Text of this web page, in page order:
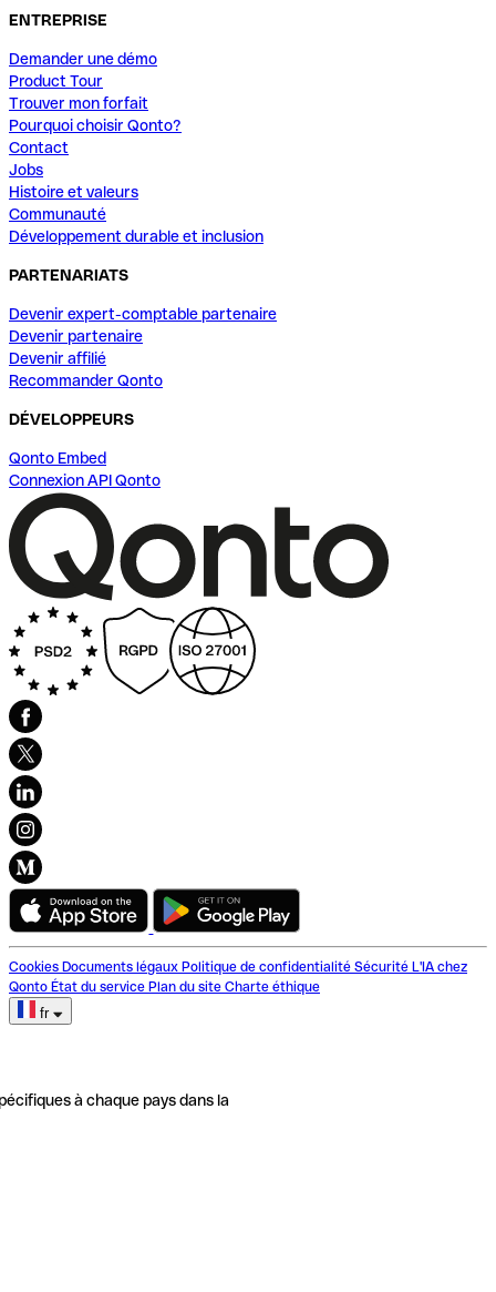
ENTREPRISE
Demander une démo
Product Tour
Trouver mon forfait
Pourquoi choisir Qonto?
Contact
Jobs
Histoire et valeurs
Communauté
Développement durable et inclusion
PARTENARIATS
Devenir expert-comptable partenaire
Devenir partenaire
Devenir affilié
Recommander Qonto
DÉVELOPPEURS
Qonto Embed
Connexion API Qonto
Cookies Documents légaux Politique de confidentialité Sécurité L'IA chez
Qonto État du service Plan du site Charte éthique
fr
à chaque pays dans la